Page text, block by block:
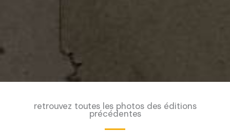
retrouvez toutes les photos des éditions
précédentes